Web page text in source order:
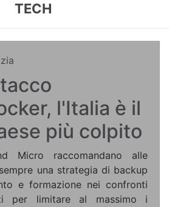
TECH
l'Italia è il
più colpito
Micro raccomandano alle
una strategia di backup
e formazione nei confronti
per limitare al massimo i